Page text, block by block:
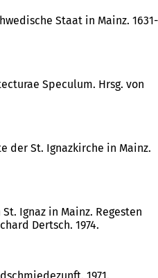
Staat in Mainz. 1631-
Speculum. Hrsg. von
der St. Ignazkirche in Mainz.
Ignaz in Mainz. Regesten
Dertsch. 1974.